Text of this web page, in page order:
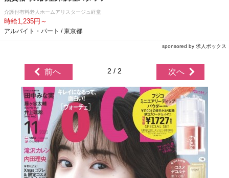
介護付有料老人ホームアリスタージュ経堂
時給1,235円～
アルバイト・パート / 東京都
sponsored by 求人ボックス
前へ 2 / 2 次へ